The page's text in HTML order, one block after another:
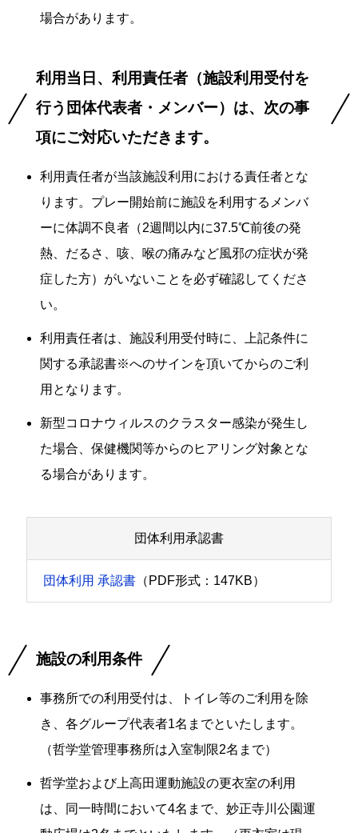
場合があります。
利用当日、利用責任者（施設利用受付を
行う団体代表者・メンバー）は、次の事
項にご対応いただきます。
利用責任者が当該施設利用における責任者とな
ります。プレー開始前に施設を利用するメンバ
ーに体調不良者（2週間以内に37.5℃前後の発
熱、だるさ、咳、喉の痛みなど風邪の症状が発
症した方）がいないことを必ず確認してくださ
い。
利用責任者は、施設利用受付時に、上記条件に
関する承認書※へのサインを頂いてからのご利
用となります。
新型コロナウィルスのクラスター感染が発生し
た場合、保健機関等からのヒアリング対象とな
る場合があります。
団体利用承認書
団体利用 承認書 （PDF形式：147KB）
施設の利用条件
事務所での利用受付は、トイレ等のご利用を除
き、各グループ代表者1名までといたします。
（哲学堂管理事務所は入室制限2名まで）
哲学堂および上高田運動施設の更衣室の利用
は、同一時間において4名まで、妙正寺川公園運